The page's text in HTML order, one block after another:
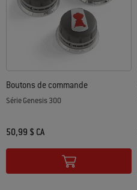
Boutons de commande
Série Genesis 300
50,99 $ CA
Color Options